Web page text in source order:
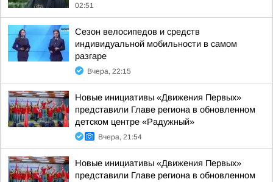
02:51
Сезон велосипедов и средств
индивидуальной мобильности в самом
разгаре
Вчера, 22:15
Новые инициативы «Движения Первых»
представили Главе региона в обновленном
детском центре «Радужный»
Вчера, 21:54
Новые инициативы «Движения Первых»
представили Главе региона в обновленном